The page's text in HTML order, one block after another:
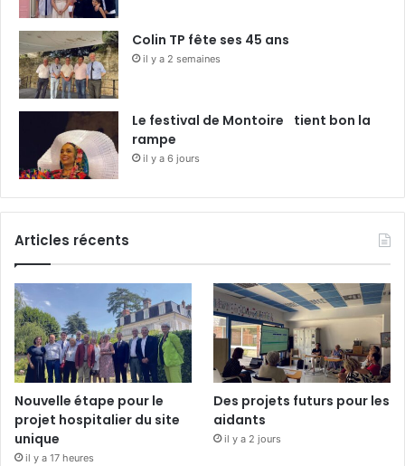
Colin TP fête ses 45 ans
il y a 2 semaines
Le festival de Montoire tient bon la
rampe
il y a 6 jours
Articles récents
Nouvelle étape pour le
projet hospitalier du site
unique
il y a 17 heures
Des projets futurs pour les
aidants
il y a 2 jours